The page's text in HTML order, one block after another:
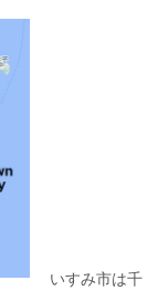
いすみ市は千